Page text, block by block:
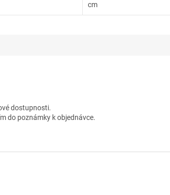
cm
dostupnosti.
do poznámky k objednávce.